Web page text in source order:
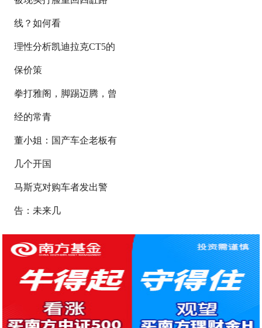
线？如何看
理性分析凯迪拉克CT5的
保价策
拳打雅阁，脚踢迈腾，曾
经的常青
董小姐：国产车企老板有
几个开国
马斯克对购车者发出警
告：未来几